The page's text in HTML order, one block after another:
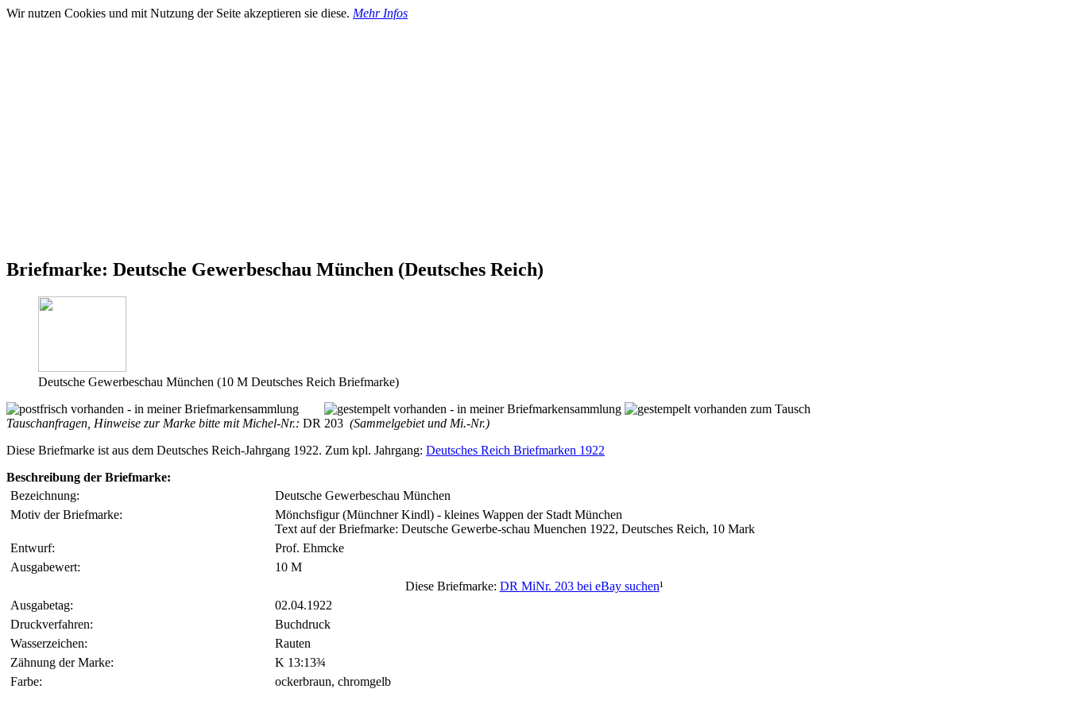
Wir nutzen Cookies und mit Nutzung der Seite akzeptieren sie diese. Mehr Infos
Briefmarke: Deutsche Gewerbeschau München (Deutsches Reich)
Deutsche Gewerbeschau München (10 M Deutsches Reich Briefmarke)
Tauschanfragen, Hinweise zur Marke bitte mit Michel-Nr.: DR 203 (Sammelgebiet und Mi.-Nr.)
Diese Briefmarke ist aus dem Deutsches Reich-Jahrgang 1922. Zum kpl. Jahrgang: Deutsches Reich Briefmarken 1922
Beschreibung der Briefmarke:
Bezeichnung:
Deutsche Gewerbeschau München
Motiv der Briefmarke:
Mönchsfigur (Münchner Kindl) - kleines Wappen der Stadt München
Text auf der Briefmarke: Deutsche Gewerbe-schau Muenchen 1922, Deutsches Reich, 10 Mark
Entwurf:
Prof. Ehmcke
Ausgabewert:
10 M
Diese Briefmarke: DR MiNr. 203 bei eBay suchen¹
Ausgabetag:
02.04.1922
Druckverfahren:
Buchdruck
Wasserzeichen:
Rauten
Zähnung der Marke:
K 13:13¾
Farbe:
ockerbraun, chromgelb